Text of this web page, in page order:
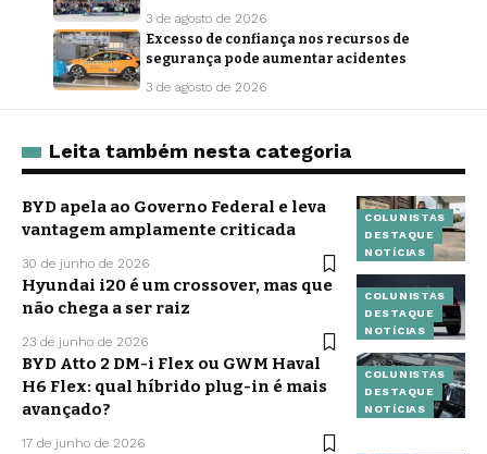
3 de agosto de 2026
Excesso de confiança nos recursos de
segurança pode aumentar acidentes
3 de agosto de 2026
Leita também nesta categoria
COLUNISTAS
DESTAQUE
NOTÍCIAS
BYD apela ao Governo Federal e leva
vantagem amplamente criticada
30 de junho de 2026
COLUNISTAS
DESTAQUE
NOTÍCIAS
Hyundai i20 é um crossover, mas que
não chega a ser raiz
23 de junho de 2026
COLUNISTAS
DESTAQUE
NOTÍCIAS
BYD Atto 2 DM-i Flex ou GWM Haval
H6 Flex: qual híbrido plug-in é mais
avançado?
17 de junho de 2026